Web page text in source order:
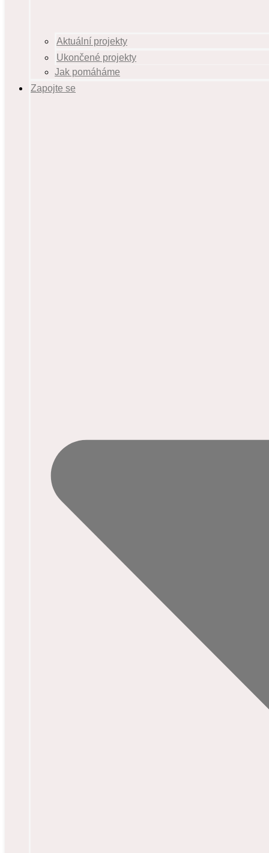
Aktuální projekty
Ukončené projekty
Jak pomáháme
Zapojte se